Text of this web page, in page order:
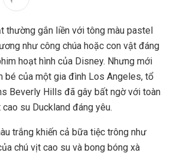
thường gắn liền với tông màu pastel
như công chúa hoặc con vật đáng
hoạt hình của Disney. Nhưng mới
bé của một gia đình Los Angeles, tổ
Beverly Hills đã gây bất ngờ với toàn
su Duckland đáng yêu.
trắng khiến cả bữa tiệc trông như
chú vịt cao su và bong bóng xà